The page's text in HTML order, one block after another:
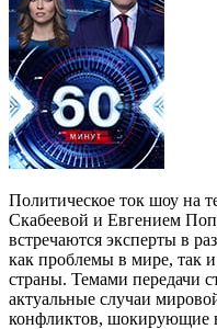
Политическое ток шоу на
Скабеевой и Евгением
встречаются эксперты в
как проблемы в мире, так
страны. Темами передачи
актуальные случаи
конфликтов, шокирующие